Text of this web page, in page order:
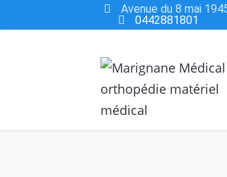
Avenue du 8 mai
0442881801